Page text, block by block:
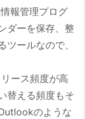
報管理プログ
ダーを保存、整
ールなので、
ース頻度が高
替える頻度もそ
のような